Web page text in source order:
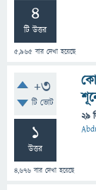
4
টি উত্তর
5,965 বার দেখা হয়েছে
+3
টি ভোট
1
উত্তর
4,676 বার দেখা হয়েছে
29